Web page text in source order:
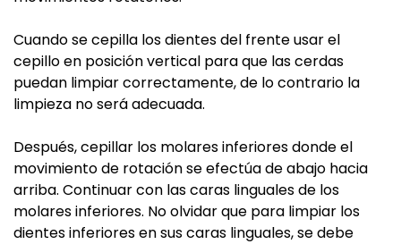
Cuando se cepilla los dientes del frente usar el
cepillo en posición vertical para que las cerdas
puedan limpiar correctamente, de lo contrario la
limpieza no será adecuada.
Después, cepillar los molares inferiores donde el
movimiento de rotación se efectúa de abajo hacia
arriba. Continuar con las caras linguales de los
molares inferiores. No olvidar que para limpiar los
dientes inferiores en sus caras linguales, se debe